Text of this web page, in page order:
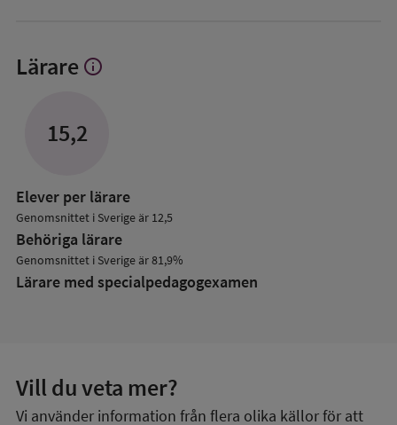
Lärare Visa
info
15,2
Elever per lärare
Genomsnittet i Sverige är 12,5
Behöriga lärare
Genomsnittet i Sverige är 81,9%
Lärare med specialpedagog­examen
Vill du veta mer?
Vi använder information från flera olika källor för att